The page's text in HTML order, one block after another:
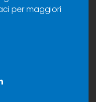
per maggiori